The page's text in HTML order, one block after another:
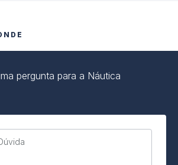
pergunta para a Náutica